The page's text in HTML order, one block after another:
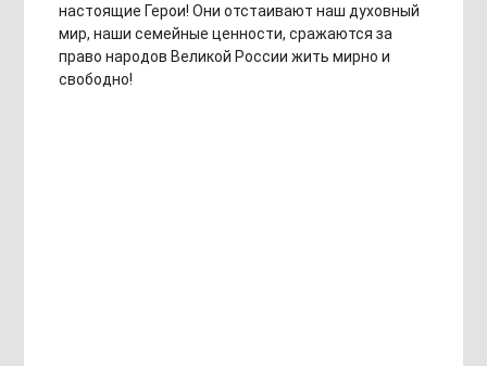
настоящие Герои! Они отстаивают наш духовный
мир, наши семейные ценности, сражаются за
право народов Великой России жить мирно и
свободно!